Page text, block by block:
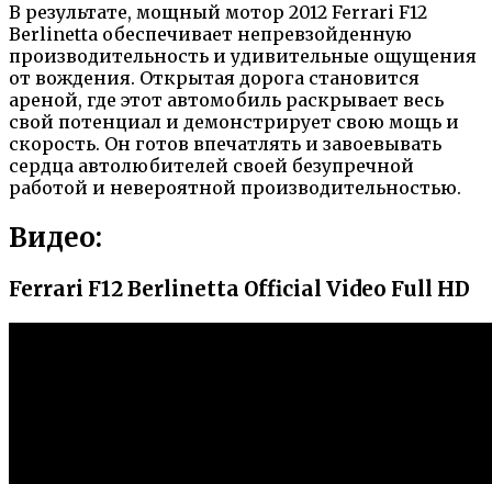
В результате, мощный мотор 2012 Ferrari F12
Berlinetta обеспечивает непревзойденную
производительность и удивительные ощущения
от вождения. Открытая дорога становится
ареной, где этот автомобиль раскрывает весь
свой потенциал и демонстрирует свою мощь и
скорость. Он готов впечатлять и завоевывать
сердца автолюбителей своей безупречной
работой и невероятной производительностью.
Видео:
Ferrari F12 Berlinetta Official Video Full HD